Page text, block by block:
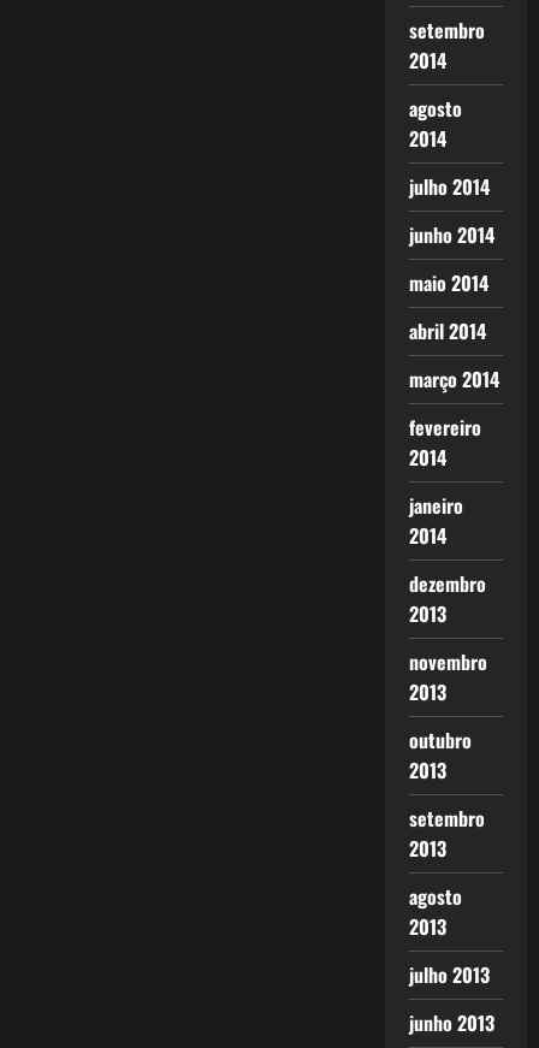
setembro
2014
agosto
2014
julho 2014
junho 2014
maio 2014
abril 2014
março 2014
fevereiro
2014
janeiro
2014
dezembro
2013
novembro
2013
outubro
2013
setembro
2013
agosto
2013
julho 2013
junho 2013